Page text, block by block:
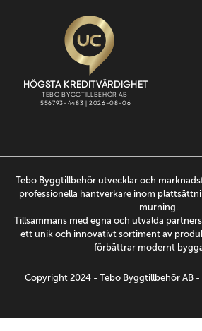
Tebo Byggtillbehör utvecklar och
professionella hantverkare inom
murning.
Tillsammans med egna och utvalda
ett unik och innovativt sortiment av
förbättrar modernt
Copyright 2024 - Tebo Byggtillbehõr AB -